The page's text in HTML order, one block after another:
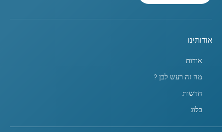
אודותינו
אודות
מה זה רעש לבן ?
חדשות
בלוג